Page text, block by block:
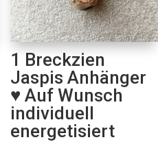
1 Breckzien
Jaspis Anhänger
♥ Auf Wunsch
individuell
energetisiert